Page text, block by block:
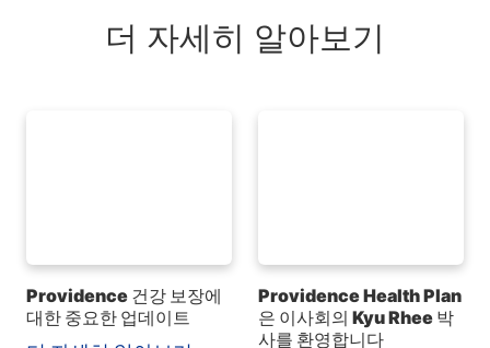
더 자세히 알아보기
Providence 건강 보장에
대한 중요한 업데이트
Providence Health Plan
은 이사회의 Kyu Rhee 박
사를 환영합니다